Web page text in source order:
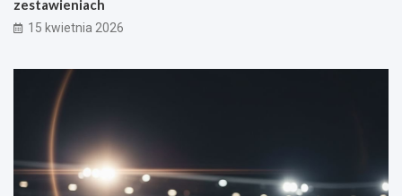
zestawieniach
15 kwietnia 2026